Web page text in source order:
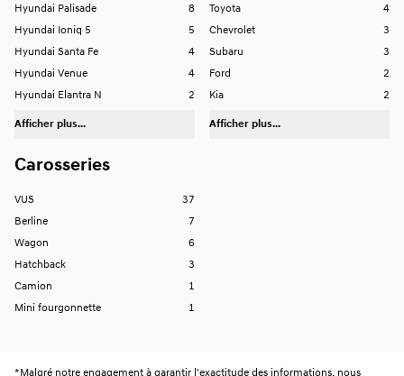
Hyundai Palisade
8
Hyundai Ioniq 5
5
Hyundai Santa Fe
4
Hyundai Venue
4
Hyundai Elantra N
2
Afficher plus...
Toyota
4
Chevrolet
3
Subaru
3
Ford
2
Kia
2
Afficher plus...
Carosseries
VUS
37
Berline
7
Wagon
6
Hatchback
3
Camion
1
Mini fourgonnette
1
* Malgré notre engagement à garantir l'exactitude des informations, nous